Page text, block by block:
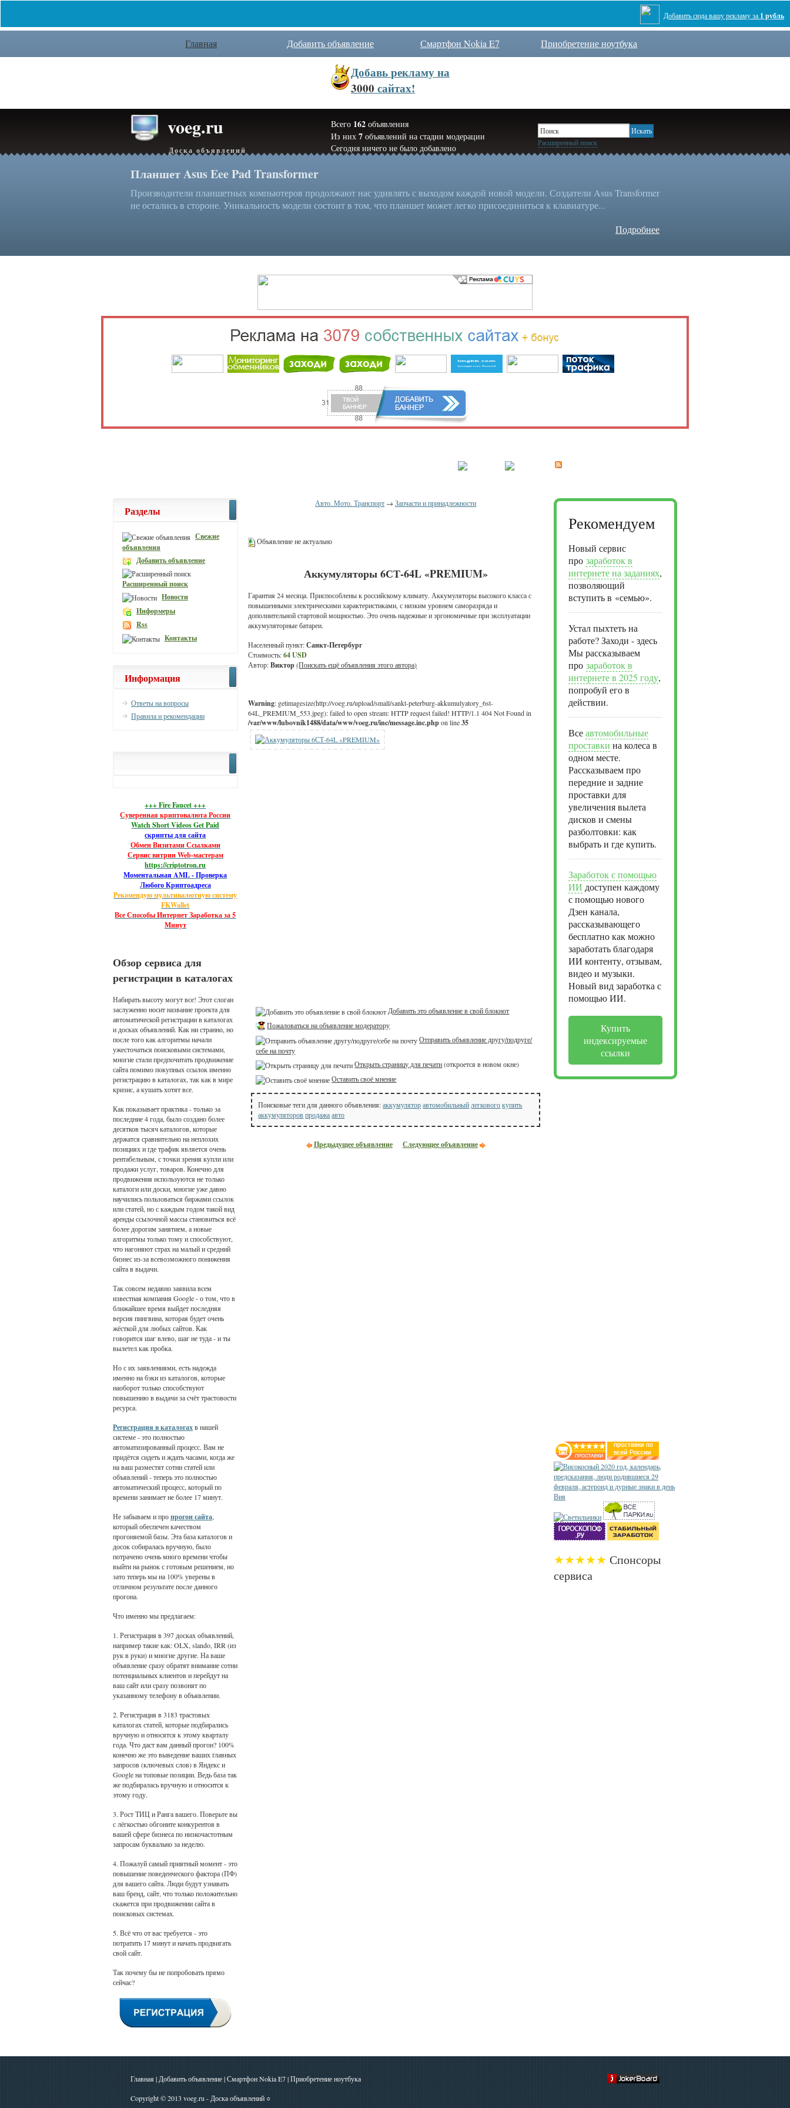
Добавить сюда вашу рекламу за 1 рубль
Главная Добавить объявление Смартфон Nokia E7 Приобретение ноутбука
Добавьрекламу на
3000 сайтах!
voeg.ru
Доска объявлений
Расширенный поиск
Всего 162 объявления
Из них 7 объявлений на стадии модерации
Сегодня ничего не было добавлено
Планшет Asus Eee Pad Transformer
Производители планшетных компьютеров продолжают нас удивлять с выходом каждой новой модели. Создатели Asus Transformer
не остались в стороне. Уникальность модели состоит в том, что планшет может легко присоединиться к клавиатуре...
Подробнее
Авто. Мото. Транспорт →Запчасти и принадлежности
Объявление не актуально
Аккумуляторы 6СТ-64L «PREMIUM»
Гарантия 24 месяца. Приспособлены к российскому климату. Аккумуляторы высокого класса с
повышенными электрическими характеристиками, с низким уровнем саморазряда и
дополнительной стартовой мощностью. Это очень надежные и эргономичные при эксплуатации
аккумуляторные батареи.
Населенный пункт:Санкт-Петербург
Стоимость:64 USD
Автор:Виктор (Поискать ещё объявления этого автора)
Warning: getimagesize(http://voeg.ru/upload/small/sankt-peterburg-akkumulyatory_6st-
64L_PREMIUM_553.jpeg): failed to open stream: HTTP request failed! HTTP/1.1 404 Not Found in
/var/www/lubovnik1488/data/www/voeg.ru/inc/message.inc.phpon line35
Добавить это объявление в свой блокнот
Пожаловаться на объявление модератору
Отправить объявление другу/подруге/
себе на почту
Открыть страницу для печати (откроется в новом окне)
Оставить своё мнение
Поисковые теги для данного объявления:аккумулятор автомобильный легкового купить
аккумуляторов продажа авто
Предыдущее объявление Следующее объявление
Разделы
Свежие
объявления
Добавить объявление
Расширенный поиск
Новости
Информеры
Rss
Контакты
Информация
Ответы на вопросы
Правила и рекомендации
+++ Fire Faucet +++
Суверенная криптовалюта России
Watch Short Videos Get Paid
скрипты для сайта
Обмен Визитами Ссылками
Сервис витрин Web-мастерам
https://criptotron.ru
Моментальная AML - Проверка
Любого Криптоадреса
Рекомендую мультивалютную систему
FKWallet
Все Способы Интернет Заработка за 5
Минут
Обзор сервиса для
регистрации в каталогах
Набирать высоту могут все! Этот слоган
заслуженно носит название проекта для
автоматической регистрации в каталогах
и досках объявлений. Как ни странно, но
после того как алгоритмы начали
ужесточаться поисковыми системами,
многие стали предпочитать продвижение
сайта помимо покупных ссылок именно
регистрацию в каталогах, так как в мире
кризис, а кушать хотят все.
Как показывает практика - только за
последние 4 года, было создано более
десятков тысяч каталогов, которые
держатся сравнительно на неплохих
позициях и где трафик является очень
рентабельным, с точки зрения купли или
продажи услуг, товаров. Конечно для
продвижения используются не только
каталоги или доски, многие уже давно
научились пользоваться биржами ссылок
или статей, но с каждым годом такой вид
аренды ссылочной массы становиться всё
более дорогим занятием, а новые
алгоритмы только тому и способствуют,
что нагоняют страх на малый и средний
бизнес из-за всевозможного понижения
сайта в выдачи.
Так совсем недавно заявила всем
известная компания Google - о том, что в
ближайшее время выйдет последняя
версия пингвина, которая будет очень
жёсткой для любых сайтов. Как
говорится шаг влево, шаг не туда - и ты
вылетел как пробка.
Но с их заявлениями, есть надежда
именно на бэки из каталогов, которые
наоборот только способствуют
повышению в выдачи за счёт трастовости
ресурса.
Регистрация в каталогахв нашей
системе - это полностью
автоматизированный процесс. Вам не
придётся сидеть и ждать часами, когда же
на ваш разместят сотни статей или
объявлений - теперь это полностью
автоматический процесс, который по
времени занимает не более 17 минут.
Не забываем и пропрогон сайта,
который обеспечен качеством
прогоняемой базы. Эта база каталогов и
досок собиралась вручную, было
потрачено очень много времени чтобы
выйти на рынок с готовым решением, но
зато теперь мы на 100% уверены в
отличном результате после данного
прогона.
Что именно мы предлагаем:
1. Регистрация в 397 досках объявлений,
например такие как: OLX, slando, IRR (из
рук в руки) и многие другие. На ваше
объявление сразу обратят внимание сотни
потенциальных клиентов и перейдут на
ваш сайт или сразу позвонят по
указанному телефону в объявлении.
2. Регистрация в 3183 трастовых
каталогах статей, которые подбирались
вручную и относятся к этому кварталу
года. Что даст вам данный прогон? 100%
конечно же это выведение ваших главных
запросов (ключевых слов) в Яндекс и
Google на топовые позиции. Ведь база так
же подбиралась вручную и относится к
этому году.
3. Рост ТИЦ и Ранга вашего. Поверьте вы
с лёгкостью обгоните конкурентов в
вашей сфере бизнеса по низкочастотным
запросам буквально за неделю.
4. Пожалуй самый приятный момент - это
повышение поведенческого фактора (ПФ)
для вашего сайта. Люди будут узнавать
ваш бренд, сайт, что только положительно
скажется при продвижении сайта в
поисковых системах.
5. Всё что от вас требуется - это
потратить 17 минут и начать продвигать
свой сайт.
Так почему бы не попробовать прямо
сейчас?
Рекомендуем
Новый сервис
про заработок в
интернете на заданиях,
позволяющий
вступить в «семью».
Устал пыхтеть на
работе? Заходи - здесь
Мы рассказываем
про заработок в
интернете в 2025 году,
попробуй его в
действии.
Всеавтомобильные
проставки на колеса в
одном месте.
Рассказываем про
передние и задние
проставки для
увеличения вылета
дисков и смены
разболтовки: как
выбрать и где купить.
Заработок с помощью
ИИ доступен каждому
с помощью нового
Дзен канала,
рассказывающего
бесплатно как можно
заработать благодаря
ИИ контенту, отзывам,
видео и музыки.
Новый вид заработка с
помощью ИИ.
Купить
индексируемые
ссылки
★★★★★ Спонсоры
сервиса
Главная|Добавить объявление|Смартфон Nokia E7|Приобретение ноутбука
Copyright © 2013 voeg.ru - Доска объявлений ○